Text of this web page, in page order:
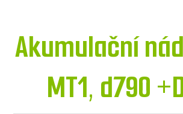
Akumulační
MT1, d790